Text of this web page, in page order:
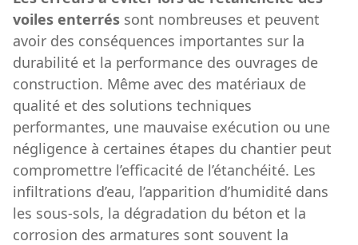
voiles enterrés sont nombreuses et peuvent
avoir des conséquences importantes sur la
durabilité et la performance des ouvrages de
construction. Même avec des matériaux de
qualité et des solutions techniques
performantes, une mauvaise exécution ou une
négligence à certaines étapes du chantier peut
compromettre l’efficacité de l’étanchéité. Les
infiltrations d’eau, l’apparition d’humidité dans
les sous-sols, la dégradation du béton et la
corrosion des armatures sont souvent la